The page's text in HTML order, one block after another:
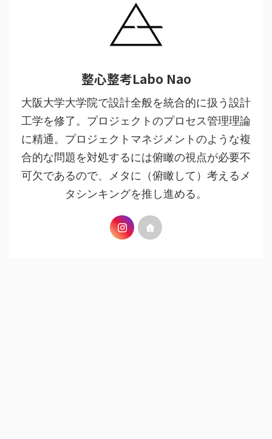
整心整考Labo Nao
大阪大学大学院で設計全般を統合的に扱う設計
工学を修了。プロジェクトのプロセス管理理論
に精通。プロジェクトマネジメントのような複
合的な問題を対処するには俯瞰の視点が必要不
可欠であるので、メタに（俯瞰して）考えるメ
タシンキングを推し進める。